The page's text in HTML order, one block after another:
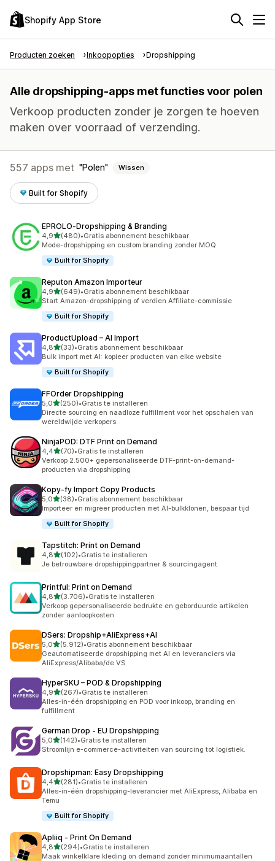
Shopify App Store
Producten zoeken Inkoopopties Dropshipping
Alle dropshipping-apps met functies voor polen
Verkoop producten zonder je zorgen te hoeven
maken over voorraad of verzending.
557 apps met Polen Wissen
Built for Shopify
EPROLO‑Dropshipping & Branding
4,9van 5 sterren
(480)
480 recensies in totaal
•Gratis abonnement beschikbaar
Mode-dropshipping en custom branding zonder MOQ
Built for Shopify
Reputon Amazon Importeur
4,9van 5 sterren
(649)
649 recensies in totaal
•Gratis abonnement beschikbaar
Start Amazon-dropshipping of verdien Affiliate-commissie
Built for Shopify
ProductUpload – AI Import
4,8van 5 sterren
(33)
33 recensies in totaal
•Gratis abonnement beschikbaar
Bulk import met AI: kopieer producten van elke website
Built for Shopify
FFOrder Dropshipping
5,0van 5 sterren
(250)
250 recensies in totaal
•Gratis te installeren
Directe sourcing en naadloze fulfillment voor het opschalen van
wereldwijde verkopers
NinjaPOD: DTF Print on Demand
4,4van 5 sterren
(70)
70 recensies in totaal
•Gratis te installeren
Verkoop 2.500+ gepersonaliseerde DTF-print-on-demand-
producten via dropshipping
Kopy‑fy Import Copy Products
5,0van 5 sterren
(38)
38 recensies in totaal
•Gratis abonnement beschikbaar
Importeer en migreer producten met AI-bulkklonen, bespaar tijd
Built for Shopify
Tapstitch: Print on Demand
4,8van 5 sterren
(102)
102 recensies in totaal
•Gratis te installeren
Je betrouwbare dropshippingpartner & sourcingagent
Printful: Print on Demand
4,8van 5 sterren
(3.706)
3706 recensies in totaal
•Gratis te installeren
Verkoop gepersonaliseerde bedrukte en geborduurde artikelen
zonder aanloopkosten
DSers: Dropship+AliExpress+AI
5,0van 5 sterren
(5.912)
5912 recensies in totaal
•Gratis abonnement beschikbaar
Geautomatiseerde dropshipping met AI en leveranciers via
AliExpress/Alibaba/de VS
HyperSKU – POD & Dropshipping
4,9van 5 sterren
(267)
267 recensies in totaal
•Gratis te installeren
Alles-in-één dropshipping en POD voor inkoop, branding en
fulfillment
German Drop ‑ EU Dropshipping
5,0van 5 sterren
(142)
142 recensies in totaal
•Gratis te installeren
Stroomlijn e-commerce-activiteiten van sourcing tot logistiek.
Dropshipman: Easy Dropshipping
4,4van 5 sterren
(281)
281 recensies in totaal
•Gratis te installeren
Alles-in-één dropshipping-leverancier met AliExpress, Alibaba en
Temu
Built for Shopify
Apliiq ‑ Print On Demand
4,8van 5 sterren
(294)
294 recensies in totaal
•Gratis te installeren
Maak winkelklare kleding on demand zonder minimumaantallen